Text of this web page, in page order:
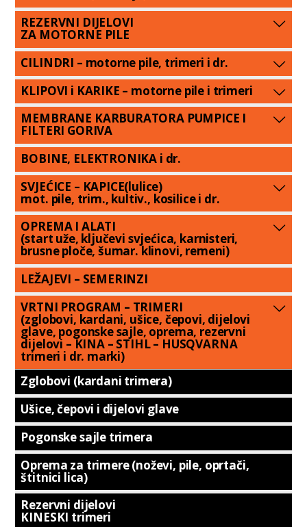
REZERVNI DIJELOVI
ZA MOTORNE PILE
CILINDRI – motorne pile, trimeri i dr.
KLIPOVI i KARIKE – motorne pile i trimeri
MEMBRANE KARBURATORA PUMPICE I
FILTERI GORIVA
BOBINE, ELEKTRONIKA i dr.
SVJEĆICE – KAPICE(lulice)
mot. pile, trim., kultiv., kosilice i dr.
OPREMA I ALATI
(start uže, ključevi svjećica, karnisteri,
brusne ploče, šumar. klinovi, remeni)
LEŽAJEVI – SEMERINZI
VRTNI PROGRAM – TRIMERI
(zglobovi, kardani, ušice, čepovi, dijelovi
glave, pogonske sajle, oprema, rezervni
dijelovi – KINA – STIHL – HUSQVARNA
trimeri i dr. marki)
Zglobovi (kardani trimera)
Ušice, čepovi i dijelovi glave
Pogonske sajle trimera
Oprema za trimere (noževi, pile, oprtači,
štitnici lica)
Rezervni dijelovi
KINESKI trimeri